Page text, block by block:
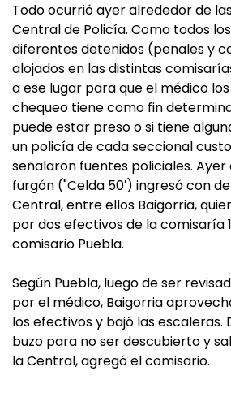
Todo ocurrió ayer alrededor de
Central de Policía. Como todos
diferentes detenidos (penales y
alojados en las distintas
a ese lugar para que el médico los
chequeo tiene como fin
puede estar preso o si tiene
un policía de cada seccional
señalaron fuentes policiales. Ayer
furgón ("Celda 50′) ingresó con
Central, entre ellos Baigorria,
por dos efectivos de la comisaría
comisario Puebla.
Según Puebla, luego de ser
por el médico, Baigorria
los efectivos y bajó las escaleras.
buzo para no ser descubierto y
la Central, agregó el comisario.